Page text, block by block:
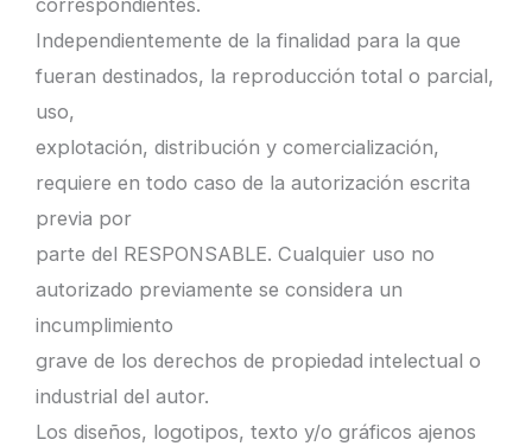
correspondientes.
Independientemente de la finalidad para la que
fueran destinados, la reproducción total o parcial,
uso,
explotación, distribución y comercialización,
requiere en todo caso de la autorización escrita
previa por
parte del RESPONSABLE. Cualquier uso no
autorizado previamente se considera un
incumplimiento
grave de los derechos de propiedad intelectual o
industrial del autor.
Los diseños, logotipos, texto y/o gráficos ajenos